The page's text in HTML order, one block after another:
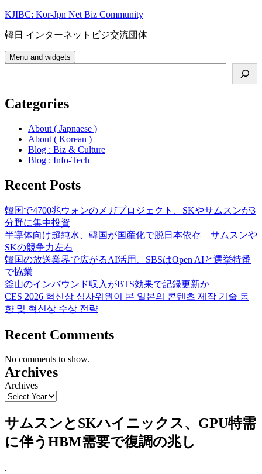
Skip
content
KJIBC: Kor-Jpn Net Biz Community
韓日 インターネットビジ交流団体
Menu and widgets
Categories
About ( Japnaese )
About ( Korean )
Blog : Biz & Culture
Blog : Info-Tech
Recent Posts
韓国で4700兆ウォンのメガプロジェクト、SKやサムスンが3
分野に集中投資
半導体向け超純水、韓国が国産化で脱日本依存 サムスンや
SKの競争力左右
韓国の放送業界で広がるAI活用、SBSはOpen AIと選挙特番
で協業
釜山のインバウンド収入がBTS効果で記録更新か
CES 2026 혁신상 심사위원이 본 일본의 콘텐츠 제작 기술 동
향 및 혁신상 수상 전략
Recent Comments
No comments to show.
Archives
Archives
サムスンとSKハイニックス、GPU特需
に伴うHBM需要で復調の兆し
.